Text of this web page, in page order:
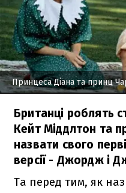
Принцеса Діана та принц
Британці роблять
Кейт Міддлтон та
назвати свого
версії - Джордж і
Та перед тим, як